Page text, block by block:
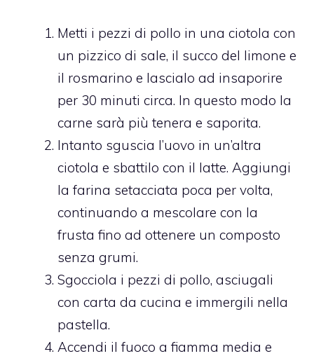
Metti i pezzi di pollo in una ciotola con
un pizzico di sale, il succo del limone e
il rosmarino e lascialo ad insaporire
per 30 minuti circa. In questo modo la
carne sarà più tenera e saporita.
Intanto sguscia l’uovo in un’altra
ciotola e sbattilo con il latte. Aggiungi
la farina setacciata poca per volta,
continuando a mescolare con la
frusta fino ad ottenere un composto
senza grumi.
Sgocciola i pezzi di pollo, asciugali
con carta da cucina e immergili nella
pastella.
Accendi il fuoco a fiamma media e